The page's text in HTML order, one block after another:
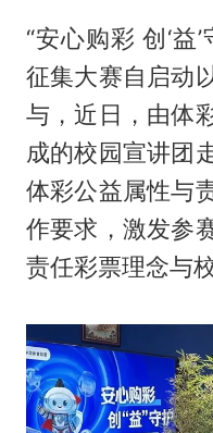
“安心购彩 创‘益
征集大赛自启动
与，近日，由体
成的校园宣讲团
体彩公益属性与
作要求，激发参
责任彩票理念与